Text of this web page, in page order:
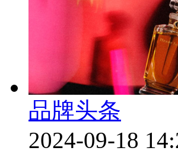
品牌头条
2024-09-18